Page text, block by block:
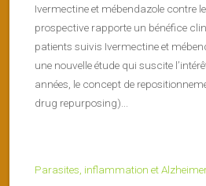
Ivermectine et mébendazole contre
prospective rapporte un bénéfice
patients suivis Ivermectine et
une nouvelle étude qui suscite
années, le concept de
drug repurposing)...
Parasites, inflammation et